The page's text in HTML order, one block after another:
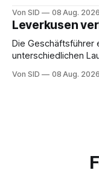
Von SID 08 Aug. 2026
Leverkusen
Die Geschäftsführer
unterschiedlichen
Von SID 08 Aug. 2026